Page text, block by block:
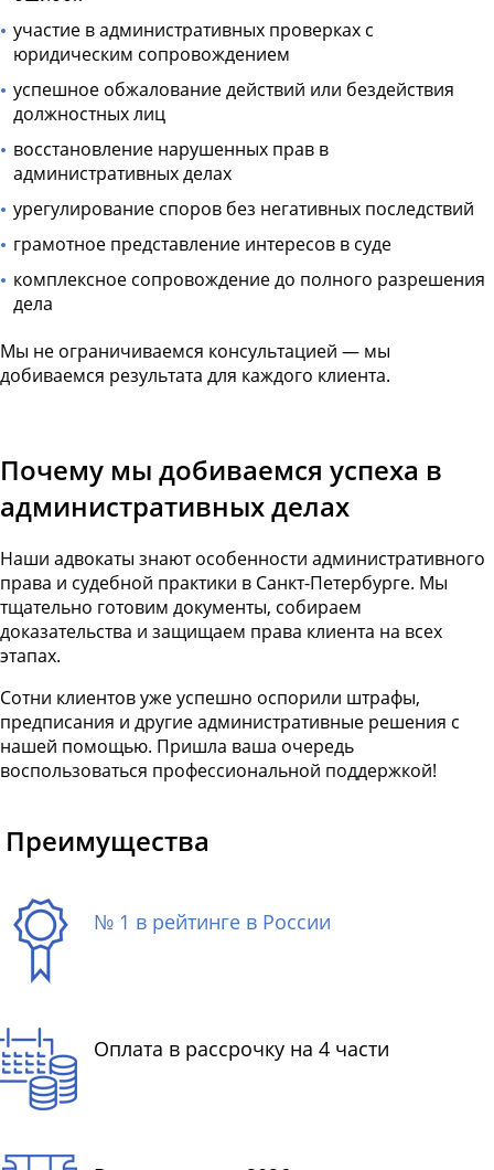
участие в административных проверках с
юридическим сопровождением
успешное обжалование действий или бездействия
должностных лиц
восстановление нарушенных прав в
административных делах
урегулирование споров без негативных последствий
грамотное представление интересов в суде
комплексное сопровождение до полного разрешения
дела
Мы не ограничиваемся консультацией — мы
добиваемся результата для каждого клиента.
Почему мы добиваемся успеха в
административных делах
Наши адвокаты знают особенности административного
права и судебной практики в Санкт-Петербурге. Мы
тщательно готовим документы, собираем
доказательства и защищаем права клиента на всех
этапах.
Сотни клиентов уже успешно оспорили штрафы,
предписания и другие административные решения с
нашей помощью. Пришла ваша очередь
воспользоваться профессиональной поддержкой!
Преимущества
№ 1 в рейтинге в России
Оплата в рассрочку на 4 части